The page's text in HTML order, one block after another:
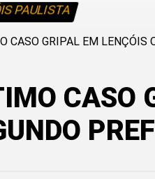
PAULISTA
CASO